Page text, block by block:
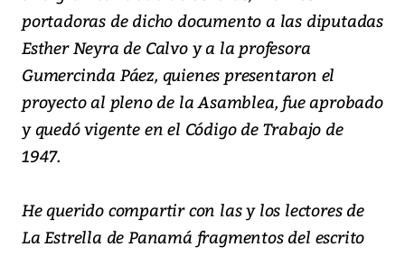
portadoras de dicho documento a las diputadas
Esther Neyra de Calvo y a la profesora
Gumercinda Páez, quienes presentaron el
proyecto al pleno de la Asamblea, fue aprobado
y quedó vigente en el Código de Trabajo de
1947.
He querido compartir con las y los lectores de
La Estrella de Panamá fragmentos del escrito